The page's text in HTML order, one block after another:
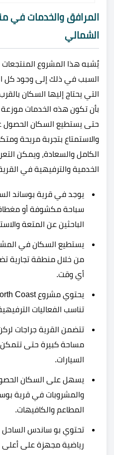
المرافق والخدمات في
الشمالي
يُشبه هذا المشروع المنتجعات
السبب في ذلك إلى وجود كل
التي يحتاج إليها السكان
بأن تكون هذه الخدمات
حتى يستطيع السكان
والاستمتاع بتجربة مريحة
الكامل والسعادة، ويمكن
الخدمية والترفيهية في
يوجد في قرية بوساند
سباحة مكشوفة أو مغطاة
الباحثين عن المتعة
يستطيع السكان في
من خلال منطقة تجارية
أي وقت.
تناسب الفعاليات
تتضمن القرية جراجات
مساحة كبيرة حتى
السيارات.
يسهل على السكان
والمشروبات في قرية
المطاعم والكافيهات.
تحتوي بو ساندس
رياضية مجهزة على